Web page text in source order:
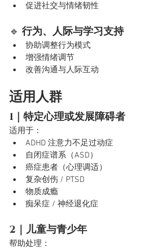
促进社交与情绪韧性
🔹 行为、人际与学习支持
协助调整行为模式
增强情绪调节
改善沟通与人际互动
适用人群
1｜特定心理或发展障碍者
适用于：
ADHD 注意力不足过动症
自闭症谱系（ASD）
癌症患者（心理调适）
复杂创伤 / PTSD
物质成瘾
痴呆症 / 神经退化症
2｜儿童与青少年
帮助处理：